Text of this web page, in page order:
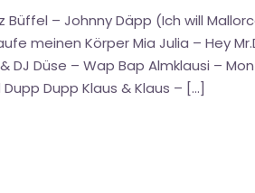
Büffel – Johnny Däpp (Ich will
meinen Körper Mia Julia – Hey
DJ Düse – Wap Bap Almklausi –
Dupp Klaus & Klaus – […]